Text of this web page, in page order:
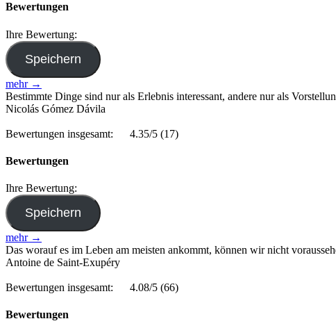
Bewertungen
Ihre Bewertung:
mehr →
Bestimmte Dinge sind nur als Erlebnis interessant, andere nur als
Nicolás Gómez Dávila
Bewertungen insgesamt: 4.35/5 (17)
Bewertungen
Ihre Bewertung:
mehr →
Das worauf es im Leben am meisten ankommt, können wir nicht
Antoine de Saint-Exupéry
Bewertungen insgesamt: 4.08/5 (66)
Bewertungen